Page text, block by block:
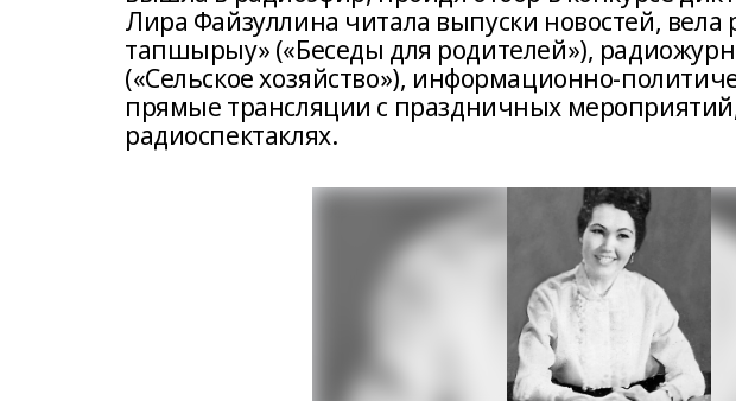
Лира Файзуллина читала выпуски новостей, вела
тапшырыу» («Беседы для родителей»),
(«Сельское хозяйство»), информационно-
прямые трансляции с праздничных
радиоспектаклях.